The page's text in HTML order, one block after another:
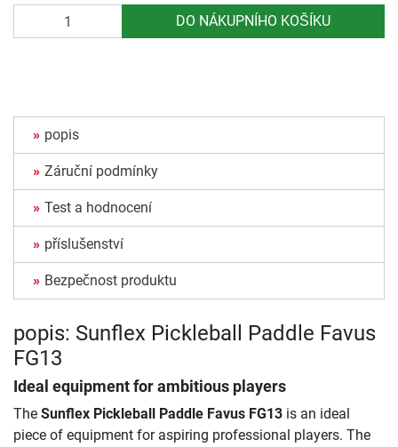
DO NÁKUPNÍHO KOŠÍKU
popis
Záruční podmínky
Test a hodnocení
příslušenství
Bezpečnost produktu
popis: Sunflex Pickleball Paddle Favus
FG13
Ideal equipment for ambitious players
The Sunflex Pickleball Paddle Favus FG13 is an ideal
piece of equipment for aspiring professional players. The